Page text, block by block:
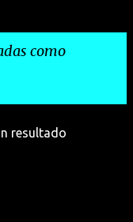
como
resultado